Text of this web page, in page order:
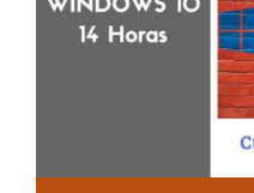
Tienda online